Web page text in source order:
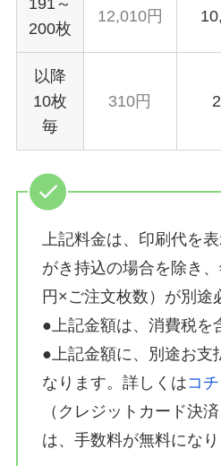
191～
200枚
12,010円
以降
10枚
毎
310円
上記料金は、印刷代を
がき持込の場合を除き
円×ご注文枚数）が別途
●上記金額は、消費税を
●上記金額に、別途お支
なります。詳しくはコ
（クレジットカード決
は、手数料が無料になり